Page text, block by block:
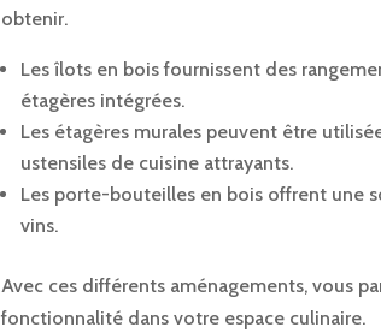
obtenir.
Les îlots en bois fournissent des
étagères intégrées.
Les étagères murales peuvent être
ustensiles de cuisine attrayants.
Les porte-bouteilles en bois offrent une
vins.
Avec ces différents aménagements, vous
fonctionnalité dans votre espace culinaire.